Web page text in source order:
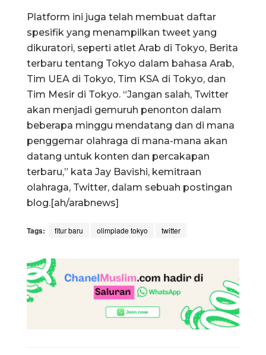
Platform ini juga telah membuat daftar
spesifik yang menampilkan tweet yang
dikuratori, seperti atlet Arab di Tokyo, Berita
terbaru tentang Tokyo dalam bahasa Arab,
Tim UEA di Tokyo, Tim KSA di Tokyo, dan
Tim Mesir di Tokyo. “Jangan salah, Twitter
akan menjadi gemuruh penonton dalam
beberapa minggu mendatang dan di mana
penggemar olahraga di mana-mana akan
datang untuk konten dan percakapan
terbaru,” kata Jay Bavishi, kemitraan
olahraga, Twitter, dalam sebuah postingan
blog.[ah/arabnews]
Tags: fitur baru olimpiade tokyo twitter